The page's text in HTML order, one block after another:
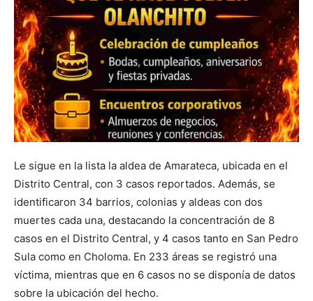
Le sigue en la lista la aldea de Amarateca, ubicada en el
Distrito Central, con 3 casos reportados. Además, se
identificaron 34 barrios, colonias y aldeas con dos
muertes cada una, destacando la concentración de 8
casos en el Distrito Central, y 4 casos tanto en San Pedro
Sula como en Choloma. En 233 áreas se registró una
víctima, mientras que en 6 casos no se disponía de datos
sobre la ubicación del hecho.